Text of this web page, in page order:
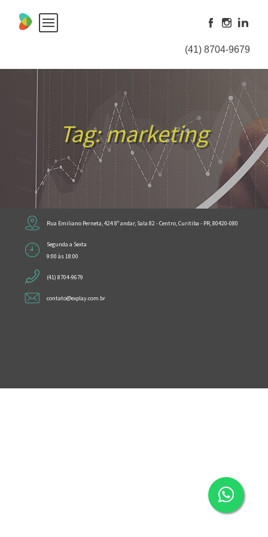
content
(41) 8704-9679
Tag:marketing
Rua Emiliano Perneta, 424 8º andar, Sala 82 - Centro, Curitiba - PR, 80420-080
Segunda a Sexta
9:00 às 18:00
(41) 8704-9679
contato@explay.com.br